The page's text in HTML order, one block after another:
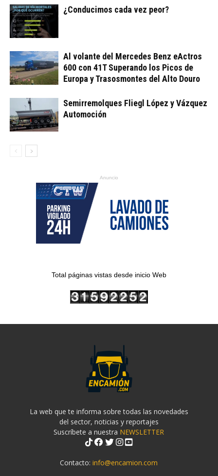
¿Conducimos cada vez peor?
Al volante del Mercedes Benz eActros
600 con 41T Superando los Picos de
Europa y Trasosmontes del Alto Douro
Semirremolques Fliegl López y Vázquez
Automoción
Anuncio
Total páginas vistas desde inicio Web
La web que te informa sobre todas las novedades
del sector, noticias y reportajes
Suscríbete a nuestra NEWSLETTER
Contacto:info@encamion.com